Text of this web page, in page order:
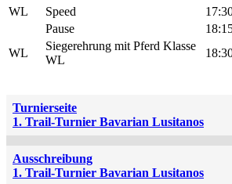
WL
Speed
Pause
WL
Siegerehrung mit Pferd Klasse
WL
Turnierseite
1. Trail-Turnier Bavarian Lusitanos
Ausschreibung
1. Trail-Turnier Bavarian Lusitanos